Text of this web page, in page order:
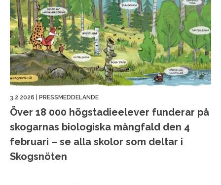
3.2.2026 PRESSMEDDELANDE
Över 18 000 högstadieelever funderar på
skogarnas biologiska mångfald den 4
februari – se alla skolor som deltar i
Skogsnöten